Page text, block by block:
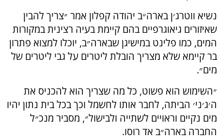
נשיא ווטרג׳ן בארה״ב יהודה קפלון אמר ״צריך להבין
שאיזורים גיאוגרפיים בהם קיימת בעיה רצינית במקורות
המים, כמו פלינט במישיגן שבארה״ב, יוכלו למצוא פתרון
בר קיימא שלא מצריך הובלת ליטרים על גבי ליטרים של
מים״.
״השימוש הוא פשוט, כל מה שצריך הוא להכניס את
ה׳ג׳ני׳ הביתה, לחבר אותו לחשמל וכך בכל בית נתון יהיו
מים נקיים וראויים לשתייה ולבישול״, מסביר מנכ״ל
החברה בארה״ב אד רוסו.